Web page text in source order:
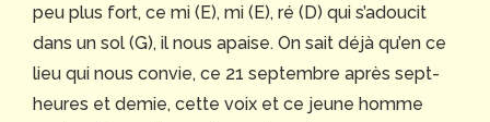
peu plus fort, ce mi (E), mi (E), ré (D) qui s’adoucit
dans un sol (G), il nous apaise. On sait déjà qu’en ce
lieu qui nous convie, ce 21 septembre après sept-
heures et demie, cette voix et ce jeune homme